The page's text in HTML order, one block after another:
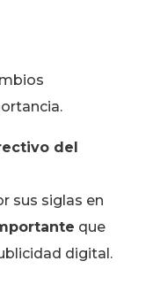
del
sus siglas en
que
digital.